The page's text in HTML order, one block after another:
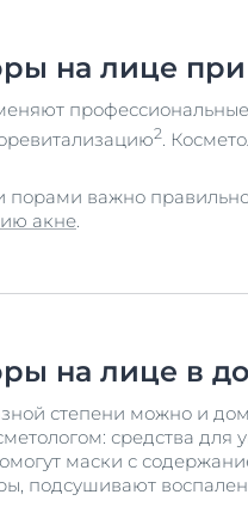
на лице
2
.
важно
акне
на лице в
степени можно и
средства
маски с
подсушивают